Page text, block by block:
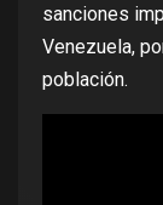
sanciones
Venezuela,
población.